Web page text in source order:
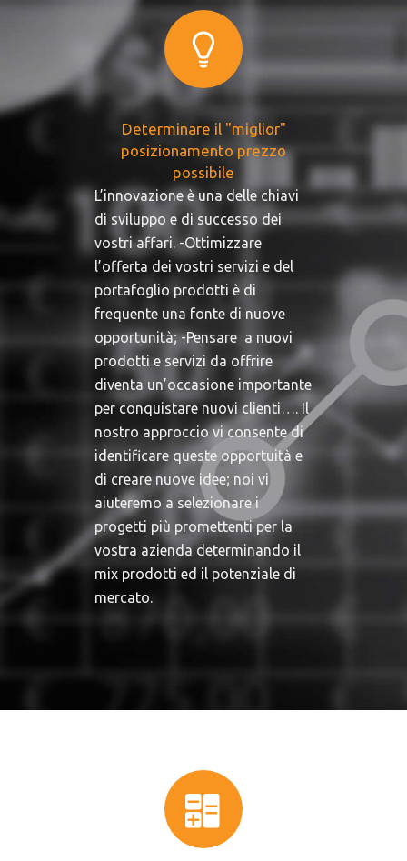
Determinare il "miglior"
posizionamento prezzo
possibile
L’innovazione è una delle chiavi
di sviluppo e di successo dei
vostri affari. -Ottimizzare
l’offerta dei vostri servizi e del
portafoglio prodotti è di
frequente una fonte di nuove
opportunità; -Pensare a nuovi
prodotti e servizi da offrire
diventa un’occasione importante
per conquistare nuovi clienti…. Il
nostro approccio vi consente di
identificare queste opportuità e
di creare nuove idee; noi vi
aiuteremo a selezionare i
progetti più promettenti per la
vostra azienda determinando il
mix prodotti ed il potenziale di
mercato.